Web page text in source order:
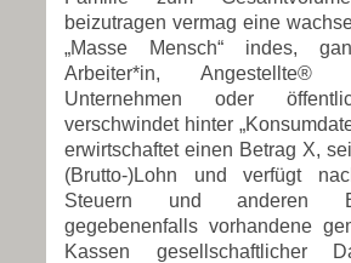
beizutragen vermag eine
„Masse Mensch“ indes,
Arbeiter*in,
Unternehmen oder
verschwindet hinter
erwirtschaftet einen Betrag X,
(Brutto-)Lohn und verfügt
Steuern und anderen
gegebenenfalls vorhandene
Kassen gesellschaftlicher